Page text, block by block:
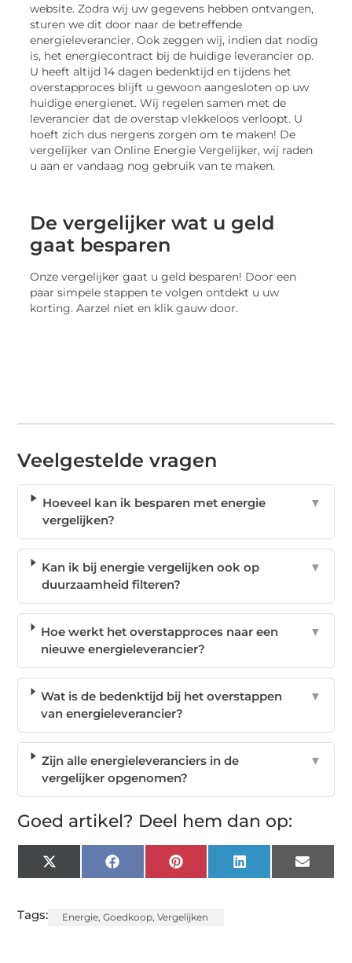
website. Zodra wij uw gegevens hebben ontvangen,
sturen we dit door naar de betreffende
energieleverancier. Ook zeggen wij, indien dat nodig
is, het energiecontract bij de huidige leverancier op.
U heeft altijd 14 dagen bedenktijd en tijdens het
overstapproces blijft u gewoon aangesloten op uw
huidige energienet. Wij regelen samen met de
leverancier dat de overstap vlekkeloos verloopt. U
hoeft zich dus nergens zorgen om te maken! De
vergelijker van Online Energie Vergelijker, wij raden
u aan er vandaag nog gebruik van te maken.
De vergelijker wat u geld
gaat besparen
Onze vergelijker gaat u geld besparen! Door een
paar simpele stappen te volgen ontdekt u uw
korting. Aarzel niet en klik gauw door.
Veelgestelde vragen
Hoeveel kan ik besparen met energie
vergelijken?
▼
Kan ik bij energie vergelijken ook op
duurzaamheid filteren?
▼
Hoe werkt het overstapproces naar een
nieuwe energieleverancier?
▼
Wat is de bedenktijd bij het overstappen
van energieleverancier?
▼
Zijn alle energieleveranciers in de
vergelijker opgenomen?
▼
Goed artikel? Deel hem dan op:
X
(Twitter)
FacebookPinterest LinkedIn Email
Tags: Energie ,Goedkoop ,Vergelijken